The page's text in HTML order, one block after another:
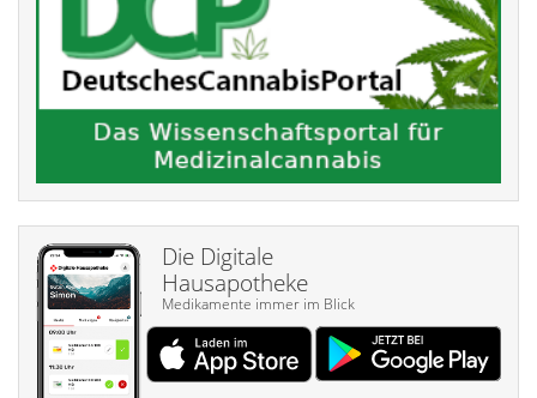
Die Digitale
Hausapotheke
Medikamente immer im Blick